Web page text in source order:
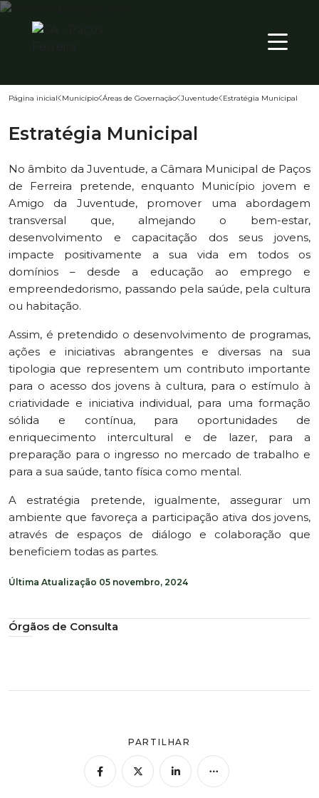
Município
Atualidade
30º PT
Página inicial Município Áreas de Governação Juventude Estratégia Municipal
Estratégia Municipal
No âmbito da Juventude, a Câmara Municipal de Paços
de Ferreira pretende, enquanto Município jovem e
Amigo da Juventude, promover uma abordagem
transversal que, almejando o bem-estar,
desenvolvimento e capacitação dos seus jovens,
impacte positivamente a sua vida em todos os
domínios – desde a educação ao emprego e
empreendedorismo, passando pela saúde, pela cultura
ou habitação.
Assim, é pretendido o desenvolvimento de programas,
ações e iniciativas abrangentes e diversas na sua
tipologia que representem um contributo importante
para o acesso dos jovens à cultura, para o estímulo à
criatividade e iniciativa individual, para uma formação
sólida e contínua, para oportunidades de
enriquecimento intercultural e de lazer, para a
preparação para o ingresso no mercado de trabalho e
para a sua saúde, tanto física como mental.
A estratégia pretende, igualmente, assegurar um
ambiente que favoreça a participação ativa dos jovens,
através de espaços de diálogo e colaboração que
beneficiem todas as partes.
Última Atualização 05 novembro, 2024
Órgãos de Consulta
PARTILHAR